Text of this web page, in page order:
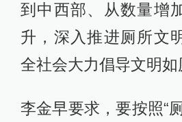
到中西部、从数量增
升，深入推进厕所文
全社会大力倡导文明如
李金早要求，要按照“